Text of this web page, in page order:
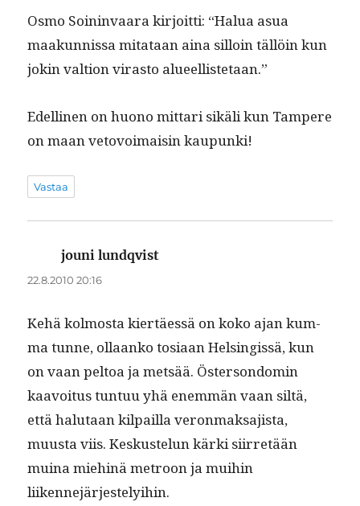
Osmo Soin­in­vaara kir­joit­ti: “Halua asua
maakun­nis­sa mitataan aina sil­loin täl­löin kun
jokin val­tion viras­to alueellistetaan.”
Edelli­nen on huono mit­tari sikäli kun Tam­pere
on maan vetovoimaisin kaupunki!
Vastaa
jouni lundqvist
22.8.2010 20:16
Kehä kol­mos­ta kiertäessä on koko ajan kum­
ma tunne, ollaanko tosi­aan Helsingis­sä, kun
on vaan pel­toa ja met­sää. Öster­son­domin
kaavoitus tun­tuu yhä enem­män vaan siltä,
että halu­taan kil­pail­la veron­mak­sajista,
muus­ta viis. Keskustelun kär­ki siir­retään
muina miehinä metroon ja mui­hin
liikennejärjestelyihin.